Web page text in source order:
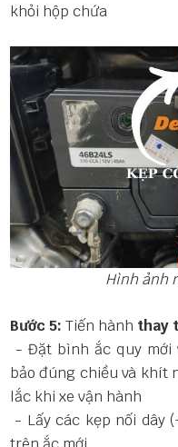
khỏi hộp chứa
Hình ảnh
Bước 5: Tiến hành thay
- Đặt bình ắc quy mới
bảo đúng chiều và khít
lắc khi xe vận hành
- Lấy các kẹp nối dây